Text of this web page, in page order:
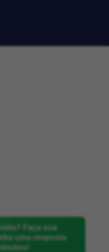
Faça sua
uma resposta